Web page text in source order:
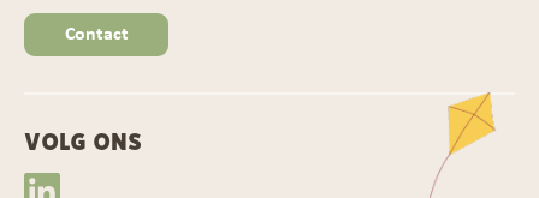
Contact
VOLG ONS